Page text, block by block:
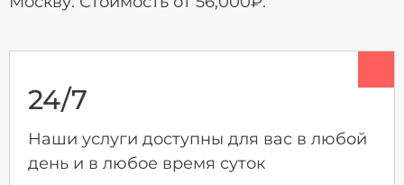
24/7
Наши услуги доступны для вас в любой
день и в любое время суток